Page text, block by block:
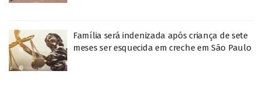
Família será indenizada após criança de sete
meses ser esquecida em creche em São Paulo